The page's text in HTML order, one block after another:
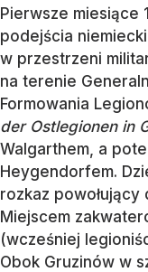
Pierwsze miesiące
podejścia
w przestrzeni
na terenie
Formowania
der Ostlegionen in
Walgarthem, a
Heygendorfem.
rozkaz powołujący
Miejscem
(wcześniej
Obok Gruzinów w